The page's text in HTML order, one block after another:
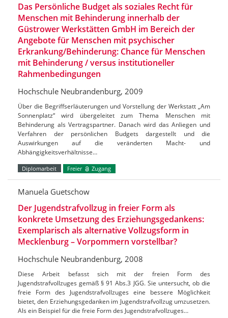
Das Persönliche Budget als soziales Recht für
Menschen mit Behinderung innerhalb der
Güstrower Werkstätten GmbH im Bereich der
Angebote für Menschen mit psychischer
Erkrankung/Behinderung: Chance für Menschen
mit Behinderung / versus institutioneller
Rahmenbedingungen
Hochschule Neubrandenburg, 2009
Über die Begriffserläuterungen und Vorstellung der Werkstatt „Am
Sonnenplatz“ wird übergeleitet zum Thema Menschen mit
Behinderung als Vertragspartner. Danach wird das Anliegen und
Verfahren der persönlichen Budgets dargestellt und die
Auswirkungen auf die veränderten Macht- und
Abhängigkeitsverhältnisse…
Diplomarbeit Freier Zugang
Manuela Guetschow
Der Jugendstrafvollzug in freier Form als
konkrete Umsetzung des Erziehungsgedankens:
Exemplarisch als alternative Vollzugsform in
Mecklenburg – Vorpommern vorstellbar?
Hochschule Neubrandenburg, 2008
Diese Arbeit befasst sich mit der freien Form des
Jugendstrafvollzuges gemäß § 91 Abs.3 JGG. Sie untersucht, ob die
freie Form des Jugendstrafvollzuges eine bessere Möglichkeit
bietet, den Erziehungsgedanken im Jugendstrafvollzug umzusetzen.
Als ein Beispiel für die freie Form des Jugendstrafvollzuges…